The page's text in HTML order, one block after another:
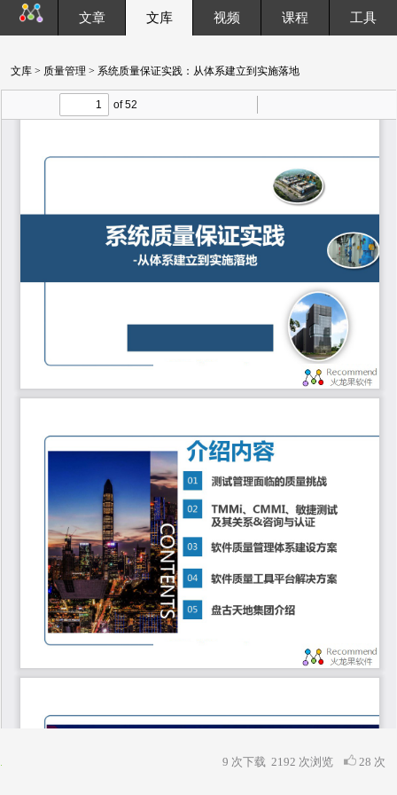
文章 文库 视频 课程 工具
文库 > 质量管理 > 系统质量保证实践：从体系建立到实施落地
9 次下载 2192 次浏览 28 次